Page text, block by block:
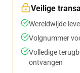
Veilige
Wereldwijde
Volgnummer
Volledige
ontvangen